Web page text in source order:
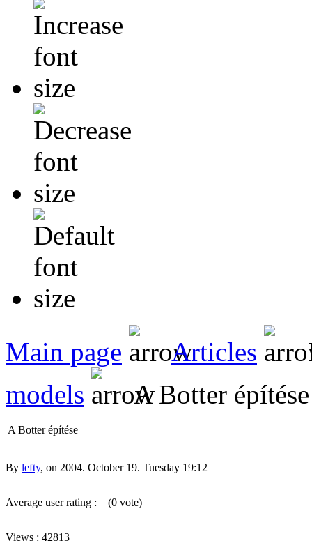
Main page Articles
models
A Botter építése
A Botter építése
By lefty, on 2004. October 19. Tuesday 19:12
Average user rating : (0 vote)
Views : 42813